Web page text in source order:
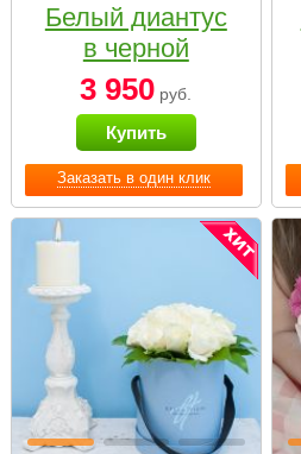
Заказать в один клик
Белый диантус
в черной
коробке Small
3 950 руб.
Купить